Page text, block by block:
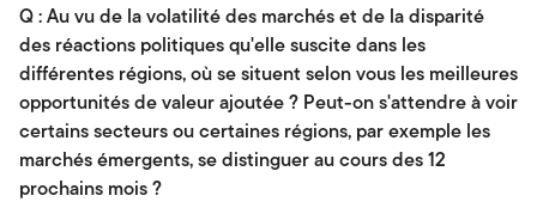
Q : Au vu de la volatilité des marchés et de la disparité
des réactions politiques qu'elle suscite dans les
différentes régions, où se situent selon vous les meilleures
opportunités de valeur ajoutée ? Peut-on s'attendre à voir
certains secteurs ou certaines régions, par exemple les
marchés émergents, se distinguer au cours des 12
prochains mois ?